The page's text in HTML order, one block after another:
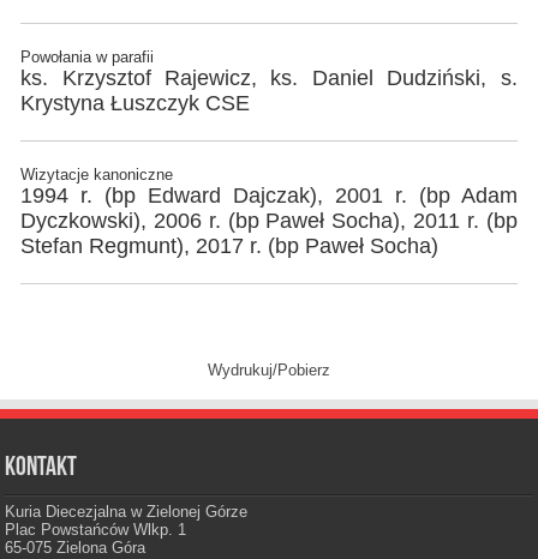
Powołania w parafii
ks. Krzysztof Rajewicz, ks. Daniel Dudziński, s.
Krystyna Łuszczyk CSE
Wizytacje kanoniczne
1994 r. (bp Edward Dajczak), 2001 r. (bp Adam
Dyczkowski), 2006 r. (bp Paweł Socha), 2011 r. (bp
Stefan Regmunt), 2017 r. (bp Paweł Socha)
Wydrukuj/Pobierz
Kontakt
Kuria Diecezjalna w Zielonej Górze
Plac Powstańców Wlkp. 1
65-075 Zielona Góra